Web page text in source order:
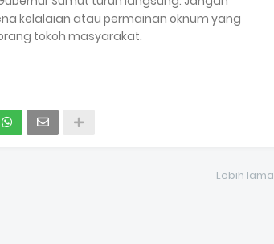
kelalaian atau permainan oknum yang
tokoh masyarakat.
Lebih lama